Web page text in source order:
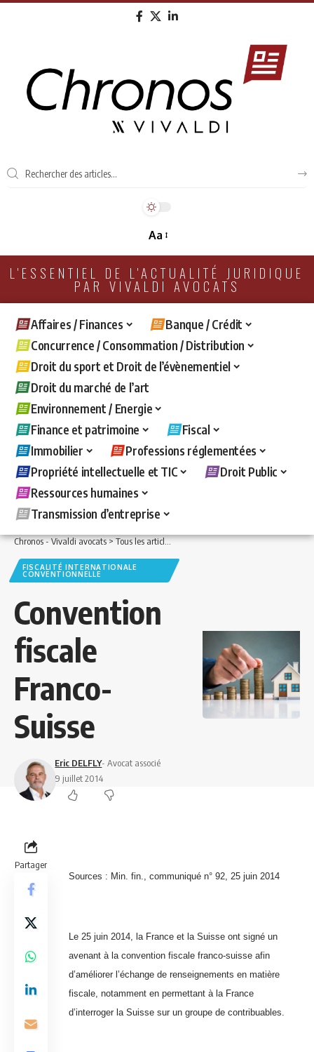
Aa
L'ESSENTIEL DE L'ACTUALITÉ JURIDIQUE
PAR VIVALDI AVOCATS
Affaires / Finances
Banque / Crédit
Concurrence / Consommation / Distribution
Droit du sport et Droit de l’évènementiel
Droit du marché de l’art
Environnement / Energie
Finance et patrimoine
Fiscal
Immobilier
Professions réglementées
Propriété intellectuelle et TIC
Droit Public
Ressources humaines
Transmission d’entreprise
Chronos - Vivaldi avocats>Tous les articles >Fiscal>Fiscalité internationale
FISCALITÉ INTERNATIONALE
CONVENTIONNELLE
Convention
fiscale
Franco-
Suisse
Eric DELFLY- Avocat associé
9 juillet 2014
Partager
Sources : Min. fin., communiqué n° 92, 25 juin 2014
Le 25 juin 2014, la France et la Suisse ont signé un
avenant à la convention fiscale franco-suisse afin
d’améliorer l’échange de renseignements en matière
fiscale, notamment en permettant à la France
d’interroger la Suisse sur un groupe de contribuables.